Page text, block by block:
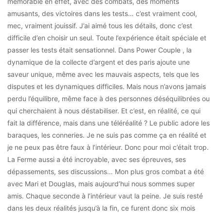
amusants, des victoires dans les tests… c’est vraiment cool,
mec, vraiment jouissif. J’ai aimé tous les détails, donc c’est
difficile d’en choisir un seul. Toute l’expérience était spéciale et
passer les tests était sensationnel. Dans Power Couple , la
dynamique de la collecte d’argent et des paris ajoute une
saveur unique, même avec les mauvais aspects, tels que les
disputes et les dynamiques difficiles. Mais nous n’avons jamais
perdu l’équilibre, même face à des personnes déséquilibrées ou
qui cherchaient à nous déstabiliser. Et c’est, en réalité, ce qui
fait la différence, mais dans une téléréalité ? Le public adore les
baraques, les conneries. Je ne suis pas comme ça en réalité et
je ne peux pas être faux à l’intérieur. Donc pour moi c’était trop.
La Ferme aussi a été incroyable, avec ses épreuves, ses
dépassements, ses discussions… Mon plus gros combat a été
avec Mari et Douglas, mais aujourd’hui nous sommes super
amis. Chaque seconde à l’intérieur vaut la peine. Je suis resté
dans les deux réalités jusqu’à la fin, ce furent donc six mois